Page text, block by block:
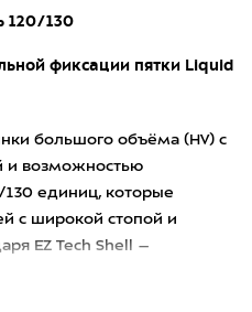
120/130
фиксации пятки Liquid
большого объёма (HV) с
и возможностью
130 единиц, которые
с широкой стопой и
EZ Tech Shell –